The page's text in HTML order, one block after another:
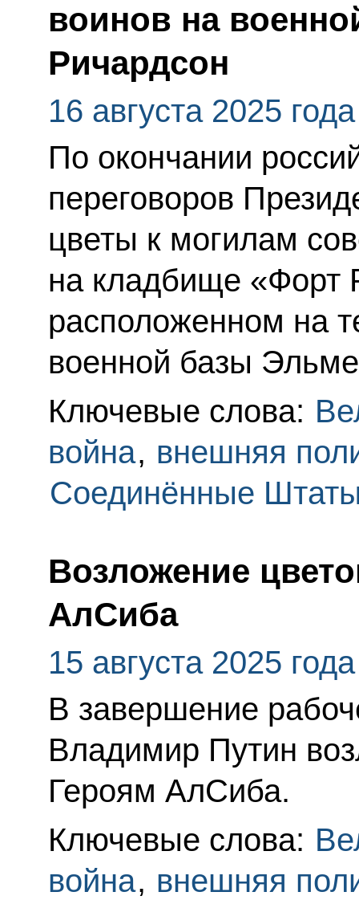
воинов на
Ричардсон
16 августа 2025 года
По окончании
переговоров
цветы к могилам
на кладбище «Форт
расположенном на
военной базы
Ключевые слова:
война, внешняя
Соединённые
Возложение
АлСиба
15 августа 2025 года
В завершение
Владимир Путин
Героям АлСиба.
Ключевые слова:
война, внешняя